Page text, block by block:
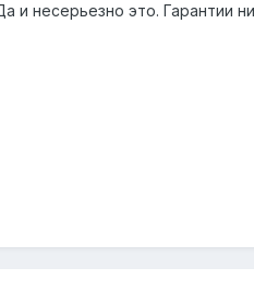
и несерьезно это. Гарантии